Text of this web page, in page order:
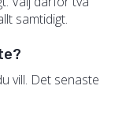
samtidigt.
vill. Det senaste